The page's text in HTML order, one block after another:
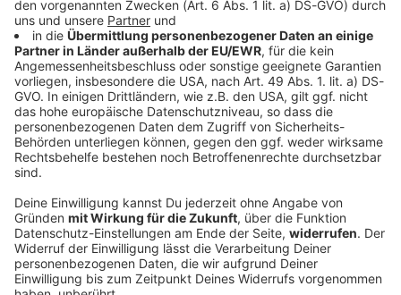
Bayern
Bayern zahlt rund 360 Millionen Euro an
Microsoft